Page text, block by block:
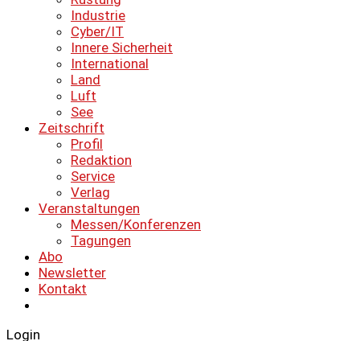
Industrie
Cyber/IT
Innere Sicherheit
International
Land
Luft
See
Zeitschrift
Profil
Redaktion
Service
Verlag
Veranstaltungen
Messen/Konferenzen
Tagungen
Abo
Newsletter
Kontakt
Login